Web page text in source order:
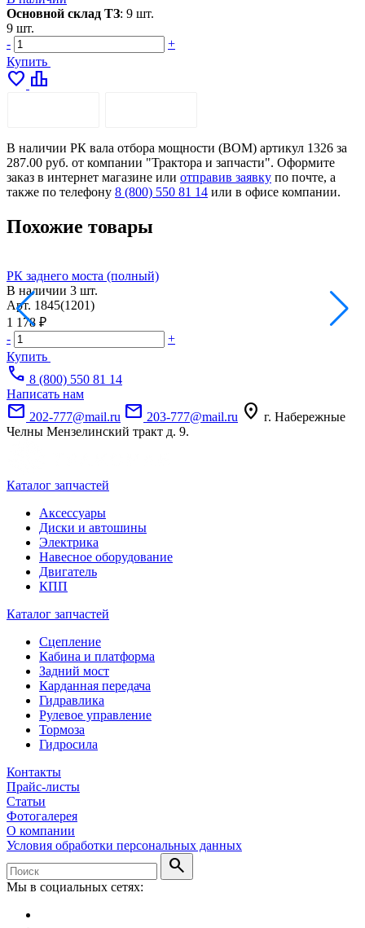
Основной склад ТЗ: 9 шт.
9 шт.
-
+
Купить
favorite leaderboard
В наличии РК вала отбора мощности (ВОМ) артикул 1326 за
287.00 руб. от компании "Трактора и запчасти". Оформите
заказ в интернет магазине или отправив заявку по почте, а
также по телефону 8 (800) 550 81 14 или в офисе компании.
Похожие товары
РК заднего моста (полный)
В наличии 3 шт.
Арт. 1845(1201)
1 178 ₽
-
+
Купить
call 8 (800) 550 81 14
Написать нам
mail 202-777@mail.ru mail 203-777@mail.ru location_on г. Набережные
Челны Мензелинский тракт д. 9.
Каталог запчастей
Аксессуары
Диски и автошины
Электрика
Навесное оборудование
Двигатель
КПП
Каталог запчастей
Сцепление
Кабина и платформа
Задний мост
Карданная передача
Гидравлика
Рулевое управление
Тормоза
Гидросила
Контакты
Прайс-листы
Статьи
Фотогалерея
О компании
Условия обработки персональных данных
search
Мы в социальных сетях: